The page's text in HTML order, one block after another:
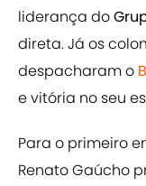
liderança do
direta. Já os
despacharam o
e vitória no seu
Para o primeiro
Renato Gaúcho